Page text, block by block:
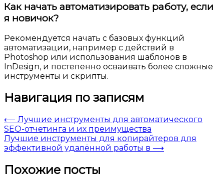
Как начать автоматизировать работу, если
я новичок?
Рекомендуется начать с базовых функций
автоматизации, например с действий в
Photoshop или использования шаблонов в
InDesign, и постепенно осваивать более сложные
инструменты и скрипты.
Навигация по записям
⟵ Лучшие инструменты для автоматического
SEO-отчетинга и их преимущества
Лучшие инструменты для копирайтеров для
эффективной удалённой работы в ⟶
Похожие посты